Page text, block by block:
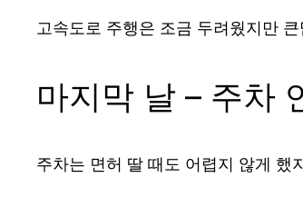
고속도로 주행은 조금 두려웠지만
마지막 날 – 주차
주차는 면허 딸 때도 어렵지 않게 했